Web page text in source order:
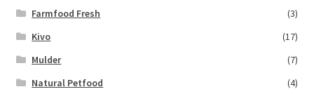
Farmfood Fresh
(3)
Kivo
(17)
Mulder
(7)
Natural Petfood
(4)